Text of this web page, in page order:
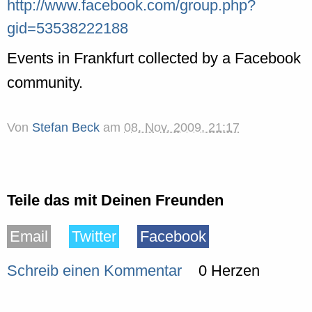
http://www.facebook.com/group.php?
gid=53538222188
Events in Frankfurt collected by a Facebook
community.
Von Stefan Beck am 08. Nov. 2009, 21:17
Teile das mit Deinen Freunden
Email Twitter
Facebook
Schreib einen Kommentar
0 Herzen